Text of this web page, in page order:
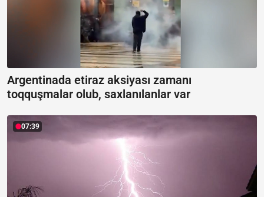
Argentinada etiraz aksiyası zamanı
toqquşmalar olub, saxlanılanlar var
07:39